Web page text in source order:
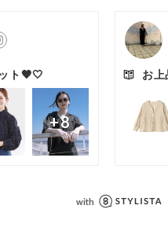
ソコンなどの閲覧環境によ